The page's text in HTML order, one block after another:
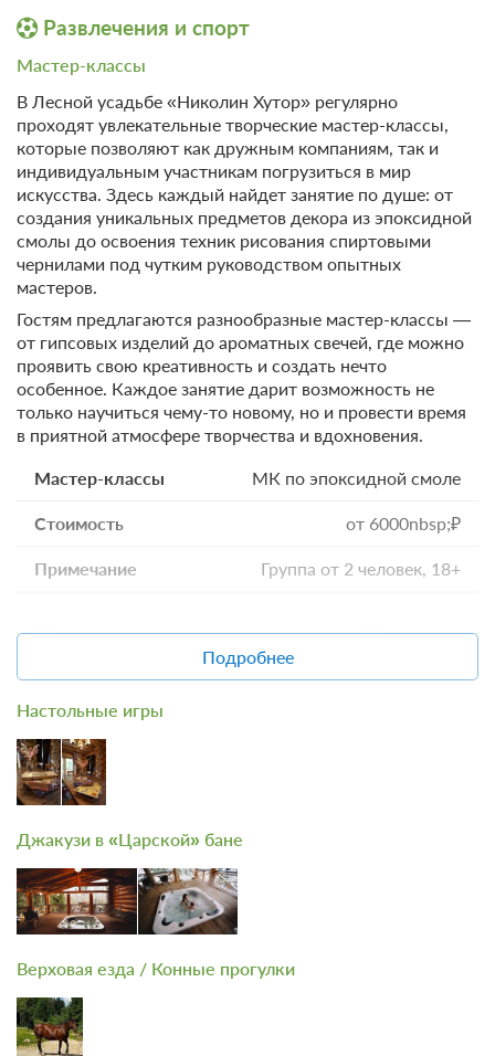
Церемония «Иван-да-Марья»
40000 ₽
Церемония «По-хуторски»
Церемония «Индивидуальная»
35000 ₽
Церемония «Коллективная»
Развлечения и спорт
Мастер-классы
В Лесной усадьбе «Николин Хутор» регулярно
проходят увлекательные творческие мастер-классы,
которые позволяют как дружным компаниям, так и
индивидуальным участникам погрузиться в мир
искусства. Здесь каждый найдет занятие по душе: от
создания уникальных предметов декора из эпоксидной
смолы до освоения техник рисования спиртовыми
чернилами под чутким руководством опытных
мастеров.
Гостям предлагаются разнообразные мастер-классы —
от гипсовых изделий до ароматных свечей, где можно
проявить свою креативность и создать нечто
особенное. Каждое занятие дарит возможность не
только научиться чему-то новому, но и провести время
в приятной атмосфере творчества и вдохновения.
МК по эпоксидной смоле
от 6000nbsp;₽
Группа от 2 человек, 18+
МК по гипсу
от 2500nbsp;₽
Подробнее
Настольные игры
Джакузи в «Царской» бане
Верховая езда / Конные прогулки